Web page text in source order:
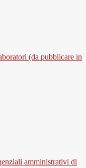
(da pubblicare in
amministrativi di